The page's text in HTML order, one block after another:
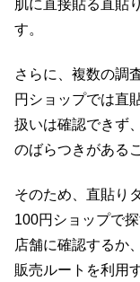
肌に直接貼る直貼
す。
さらに、複数の調
円ショップでは直
扱いは確認できず
のばらつきがある
そのため、直貼り
100円ショップで
店舗に確認するか
販売ルートを利用